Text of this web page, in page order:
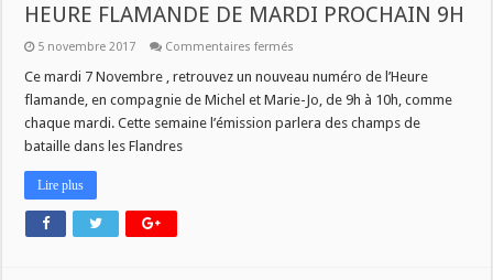
HEURE FLAMANDE DE MARDI PROCHAIN 9H
5 novembre 2017 Commentaires fermés
FLAMANDE
MARDI
PROCHAIN
9H
Ce mardi 7 Novembre , retrouvez un nouveau numéro de l’Heure
flamande, en compagnie de Michel et Marie-Jo, de 9h à 10h, comme
chaque mardi. Cette semaine l’émission parlera des champs de
bataille dans les Flandres
Lire plus